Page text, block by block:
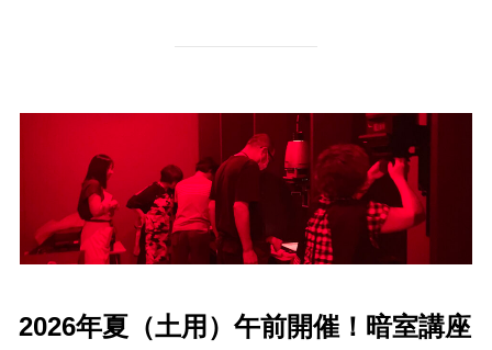
2026年夏（土用）午前開催！暗室講座